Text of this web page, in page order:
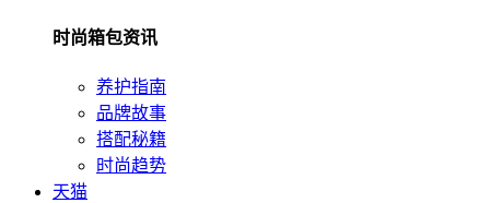
时尚箱包资讯
养护指南
品牌故事
搭配秘籍
时尚趋势
天猫